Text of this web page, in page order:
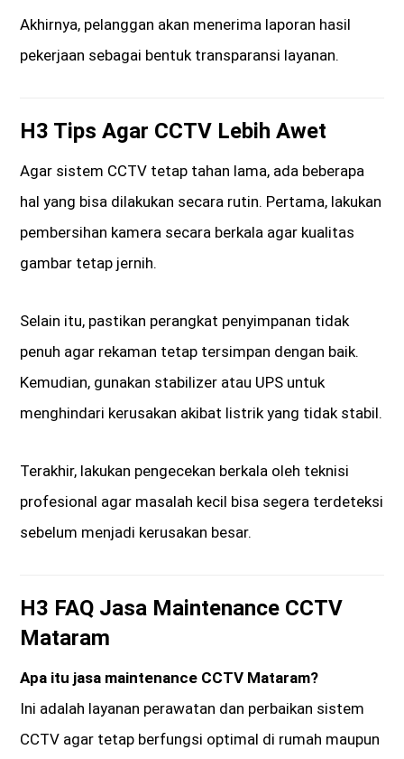
Akhirnya, pelanggan akan menerima laporan hasil
pekerjaan sebagai bentuk transparansi layanan.
H3 Tips Agar CCTV Lebih Awet
Agar sistem CCTV tetap tahan lama, ada beberapa
hal yang bisa dilakukan secara rutin. Pertama, lakukan
pembersihan kamera secara berkala agar kualitas
gambar tetap jernih.
Selain itu, pastikan perangkat penyimpanan tidak
penuh agar rekaman tetap tersimpan dengan baik.
Kemudian, gunakan stabilizer atau UPS untuk
menghindari kerusakan akibat listrik yang tidak stabil.
Terakhir, lakukan pengecekan berkala oleh teknisi
profesional agar masalah kecil bisa segera terdeteksi
sebelum menjadi kerusakan besar.
H3 FAQ Jasa Maintenance CCTV
Mataram
Apa itu jasa maintenance CCTV Mataram?
Ini adalah layanan perawatan dan perbaikan sistem
CCTV agar tetap berfungsi optimal di rumah maupun